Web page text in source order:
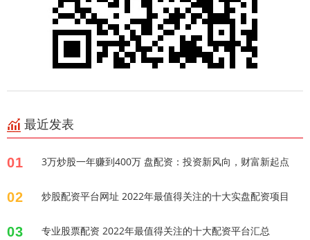
最近发表
01 3万炒股一年赚到400万 盘配资：投资新风向，财富新起点
02 炒股配资平台网址 2022年最值得关注的十大实盘配资项目
03 专业股票配资 2022年最值得关注的十大配资平台汇总